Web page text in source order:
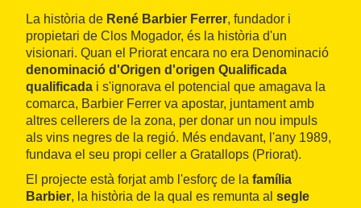
La història de René Barbier Ferrer, fundador i
propietari de Clos Mogador, és la història d'un
visionari. Quan el Priorat encara no era Denominació
denominació d'Origen d'origen Qualificada
qualificada i s'ignorava el potencial que amagava la
comarca, Barbier Ferrer va apostar, juntament amb
altres cellerers de la zona, per donar un nou impuls
als vins negres de la regió. Més endavant, l'any 1989,
fundava el seu propi celler a Gratallops (Priorat).
El projecte està forjat amb l'esforç de la família
Barbier, la història de la qual es remunta al segle